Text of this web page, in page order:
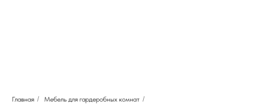
Главная / Мебель для гардеробных комнат /